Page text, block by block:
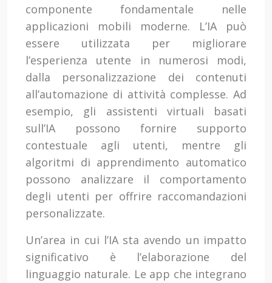
componente fondamentale nelle
applicazioni mobili moderne. L’IA può
essere utilizzata per migliorare
l’esperienza utente in numerosi modi,
dalla personalizzazione dei contenuti
all’automazione di attività complesse. Ad
esempio, gli assistenti virtuali basati
sull’IA possono fornire supporto
contestuale agli utenti, mentre gli
algoritmi di apprendimento automatico
possono analizzare il comportamento
degli utenti per offrire raccomandazioni
personalizzate.
Un’area in cui l’IA sta avendo un impatto
significativo è l’elaborazione del
linguaggio naturale. Le app che integrano